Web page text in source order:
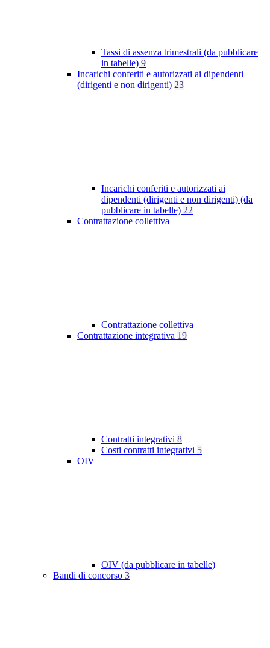
Tassi di assenza trimestrali (da pubblicare
in tabelle) 9
Incarichi conferiti e autorizzati ai dipendenti
(dirigenti e non dirigenti) 23
Incarichi conferiti e autorizzati ai
dipendenti (dirigenti e non dirigenti) (da
pubblicare in tabelle) 22
Contrattazione collettiva
Contrattazione collettiva
Contrattazione integrativa 19
Contratti integrativi 8
Costi contratti integrativi 5
OIV
OIV (da pubblicare in tabelle)
Bandi di concorso 3